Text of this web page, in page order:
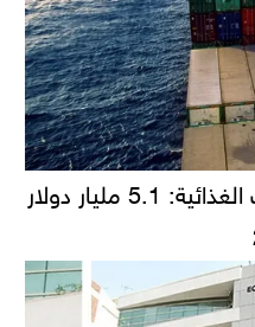
قفزة في صادرات الصناعات الغذائية: 5.1 مليار دولار